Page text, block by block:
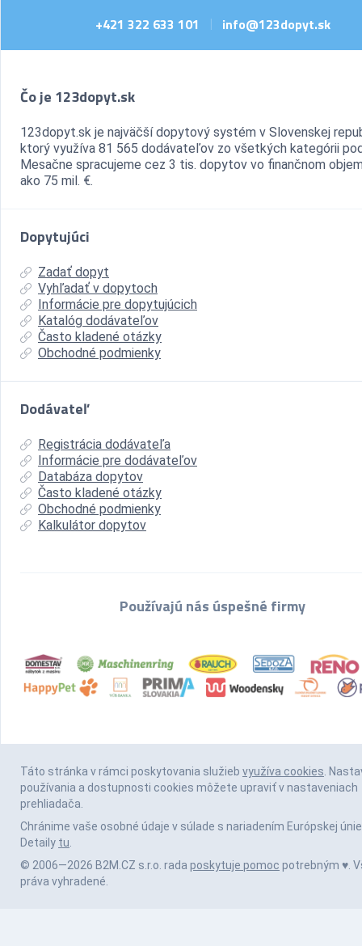
+421 322 633 101 info@123dopyt.sk
Čo je 123dopyt.sk
123dopyt.sk je najväčší dopytový systém v Slovenskej
ktorý využíva 81 565 dodávateľov zo všetkých kategórii
Mesačne spracujeme cez 3 tis. dopytov vo finančnom
ako 75 mil. €.
Dopytujúci
Zadať dopyt
Vyhľadať v dopytoch
Informácie pre dopytujúcich
Katalóg dodávateľov
Často kladené otázky
Obchodné podmienky
Dodávateľ
Registrácia dodávateľa
Informácie pre dodávateľov
Databáza dopytov
Často kladené otázky
Obchodné podmienky
Kalkulátor dopytov
Používajú nás úspešné firmy
Táto stránka v rámci poskytovania služieb využíva cookies.
používania a dostupnosti cookies môžete upraviť v nastaveniach
prehliadača.
Chránime vaše osobné údaje v súlade s nariadením Európskej únie
Detaily tu.
© 2006—2026 B2M.CZ s.r.o. rada poskytuje pomoc potrebným ♥️.
práva vyhradené.